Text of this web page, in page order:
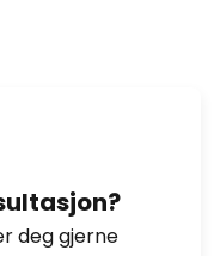
deg gjerne